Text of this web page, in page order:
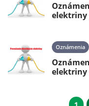
elektriny
Oznámenia
elektriny